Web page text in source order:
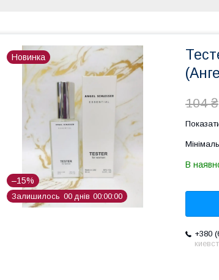
Новинка
–15%
Залишилось 00 днів 00 00 00
104 ₴
В
+380